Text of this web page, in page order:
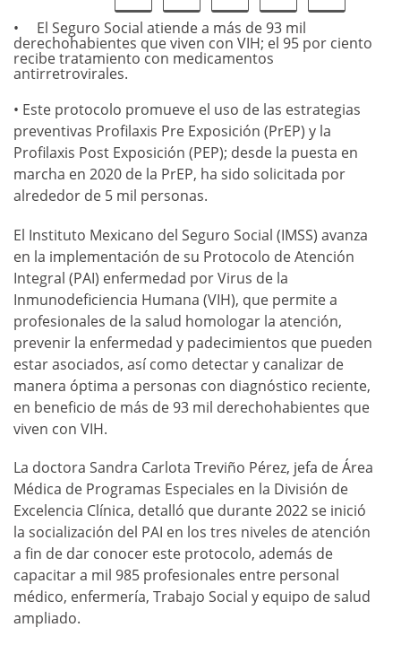
El Seguro Social atiende a más de 93 mil
derechohabientes que viven con VIH; el 95 por ciento
recibe tratamiento con medicamentos
antirretrovirales.
• Este protocolo promueve el uso de las estrategias
preventivas Profilaxis Pre Exposición (PrEP) y la
Profilaxis Post Exposición (PEP); desde la puesta en
marcha en 2020 de la PrEP, ha sido solicitada por
alrededor de 5 mil personas.
El Instituto Mexicano del Seguro Social (IMSS) avanza
en la implementación de su Protocolo de Atención
Integral (PAI) enfermedad por Virus de la
Inmunodeficiencia Humana (VIH), que permite a
profesionales de la salud homologar la atención,
prevenir la enfermedad y padecimientos que pueden
estar asociados, así como detectar y canalizar de
manera óptima a personas con diagnóstico reciente,
en beneficio de más de 93 mil derechohabientes que
viven con VIH.
La doctora Sandra Carlota Treviño Pérez, jefa de Área
Médica de Programas Especiales en la División de
Excelencia Clínica, detalló que durante 2022 se inició
la socialización del PAI en los tres niveles de atención
a fin de dar conocer este protocolo, además de
capacitar a mil 985 profesionales entre personal
médico, enfermería, Trabajo Social y equipo de salud
ampliado.